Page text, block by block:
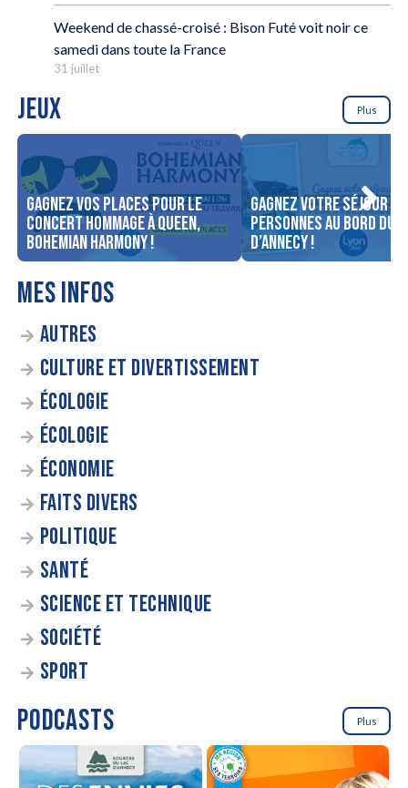
Weekend de chassé-croisé : Bison Futé voit noir ce
samedi dans toute la France
31 juillet
JEUX Plus
Gagnez vos places pour le
concert Hommage à Queen,
Bohemian Harmony !
Gagnez votre séjour
personnes au bord du
d’Annecy !
MES INFOS
AUTRES
CULTURE ET DIVERTISSEMENT
ÉCOLOGIE
ÉCOLOGIE
ÉCONOMIE
FAITS DIVERS
POLITIQUE
SANTÉ
SCIENCE ET TECHNIQUE
SOCIÉTÉ
SPORT
PODCASTS Plus